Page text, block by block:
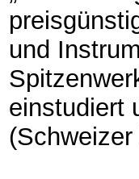
und
einstudiert